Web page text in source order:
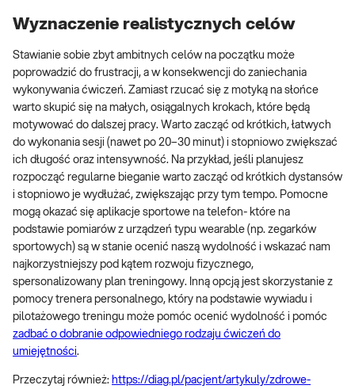
Wyznaczenie realistycznych celów
Stawianie sobie zbyt ambitnych celów na początku może
poprowadzić do frustracji, a w konsekwencji do zaniechania
wykonywania ćwiczeń. Zamiast rzucać się z motyką na słońce
warto skupić się na małych, osiągalnych krokach, które będą
motywować do dalszej pracy. Warto zacząć od krótkich, łatwych
do wykonania sesji (nawet po 20–30 minut) i stopniowo zwiększać
ich długość oraz intensywność. Na przykład, jeśli planujesz
rozpocząć regularne bieganie warto zacząć od krótkich dystansów
i stopniowo je wydłużać, zwiększając przy tym tempo. Pomocne
mogą okazać się aplikacje sportowe na telefon- które na
podstawie pomiarów z urządzeń typu wearable (np. zegarków
sportowych) są w stanie ocenić naszą wydolność i wskazać nam
najkorzystniejszy pod kątem rozwoju fizycznego,
spersonalizowany plan treningowy. Inną opcją jest skorzystanie z
pomocy trenera personalnego, który na podstawie wywiadu i
pilotażowego treningu może pomóc ocenić wydolność i pomóc
zadbać o dobranie odpowiedniego rodzaju ćwiczeń do
umiejętności.
Przeczytaj również: https://diag.pl/pacjent/artykuly/zdrowe-